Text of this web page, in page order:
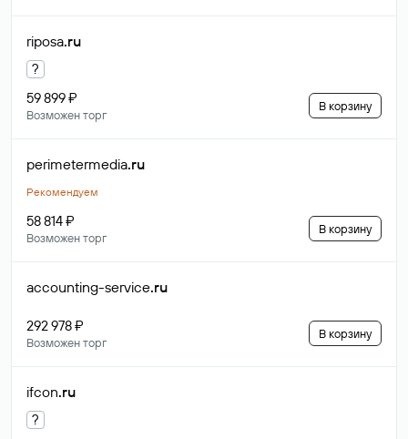
riposa.ru
?
59 899 ₽
Возможен торг
В корзину
perimetermedia.ru
Рекомендуем
58 814 ₽
Возможен торг
В корзину
accounting-service.ru
292 978 ₽
Возможен торг
В корзину
ifcon.ru
?